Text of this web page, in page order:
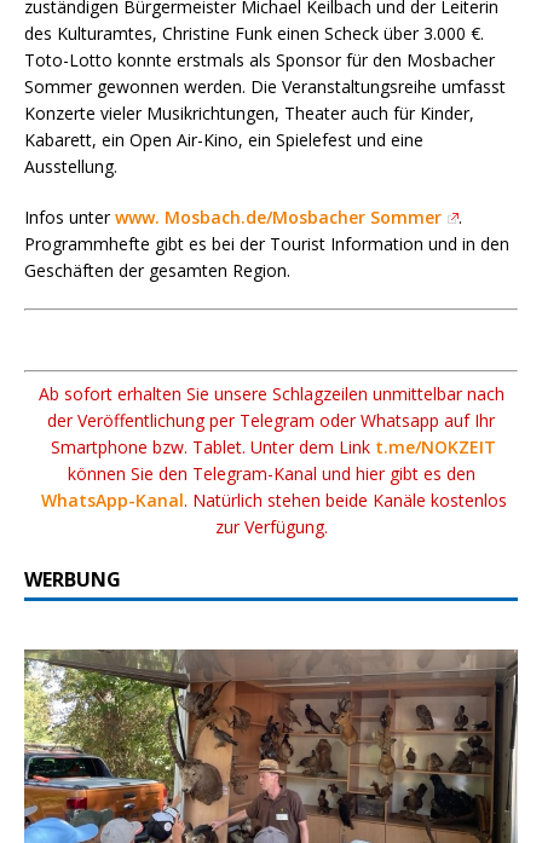
zuständigen Bürgermeister Michael Keilbach und der Leiterin
des Kulturamtes, Christine Funk einen Scheck über 3.000 €.
Toto-Lotto konnte erstmals als Sponsor für den Mosbacher
Sommer gewonnen werden. Die Veranstaltungsreihe umfasst
Konzerte vieler Musikrichtungen, Theater auch für Kinder,
Kabarett, ein Open Air-Kino, ein Spielefest und eine
Ausstellung.
Infos unterwww. Mosbach.de/Mosbacher Sommer
.
Programmhefte gibt es bei der Tourist Information und in den
Geschäften der gesamten Region.
Ab sofort erhalten Sie unsere Schlagzeilen unmittelbar nach
der Veröffentlichung per Telegram oder Whatsapp auf Ihr
Smartphone bzw. Tablet. Unter dem Link t.me/NOKZEIT
können Sie den Telegram-Kanal und hier gibt es den
WhatsApp-Kanal. Natürlich stehen beide Kanäle kostenlos
zur Verfügung.
WERBUNG